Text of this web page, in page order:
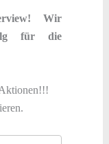
Wir
für die